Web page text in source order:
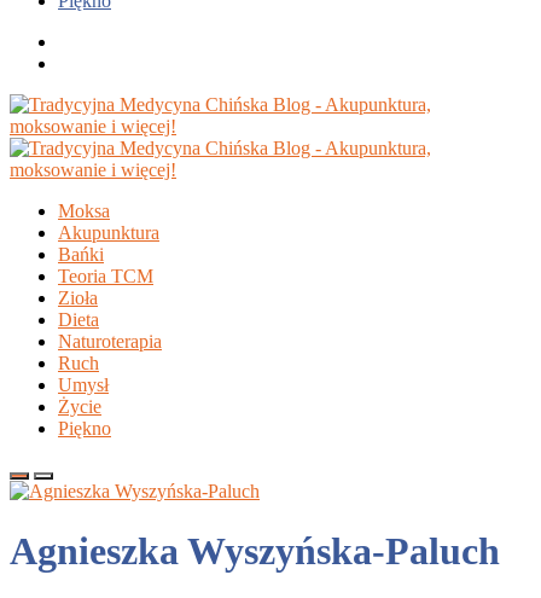
Moksa
Akupunktura
Bańki
Teoria TCM
Zioła
Dieta
Naturoterapia
Ruch
Umysł
Życie
Piękno
Agnieszka Wyszyńska-Paluch